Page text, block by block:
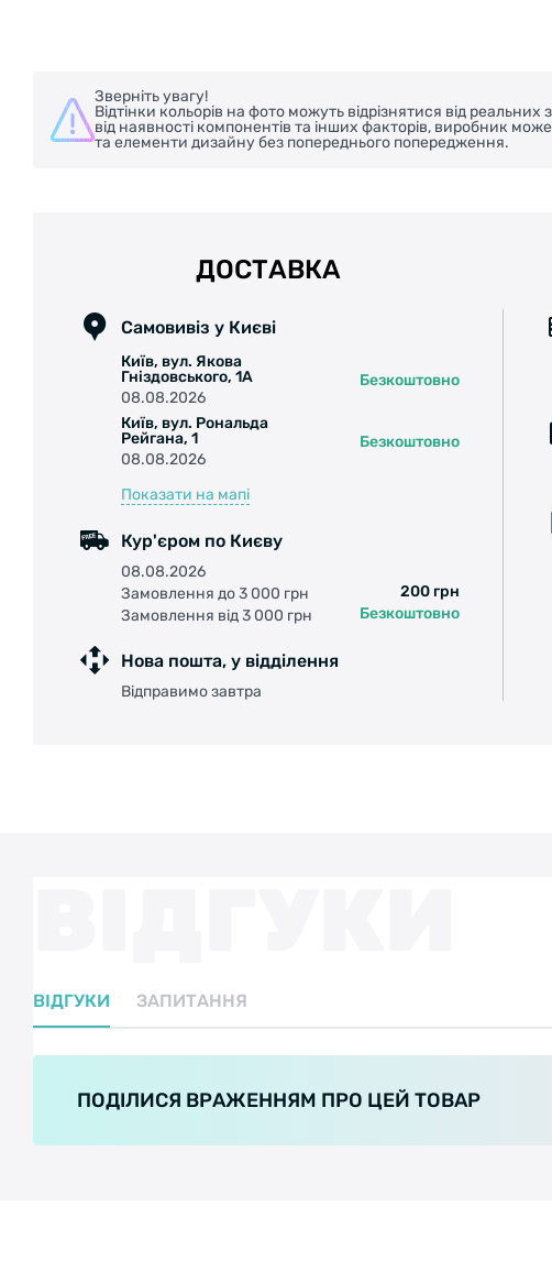
Зверніть увагу!
Відтінки кольорів на фото можуть відрізнятися від
від наявності компонентів та інших факторів, виробник
та елементи дизайну без попереднього попередження.
ДОСТАВКА
Самовивіз у Києві
Київ, вул. Якова
Гніздовського, 1А
08.08.2026
Безкоштовно
Київ, вул. Рональда
Рейгана, 1
08.08.2026
Безкоштовно
Показати на мапі
Кур'єром по Києву
08.08.2026
Замовлення до 3 000 грн
200 грн
Замовлення від 3 000 грн
Безкоштовно
Нова пошта, у відділення
Відправимо завтра
ВІДГУКИ ЗАПИТАННЯ
ПОДІЛИСЯ ВРАЖЕННЯМ ПРО ЦЕЙ ТОВАР